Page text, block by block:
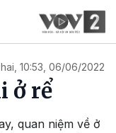
10:53, 06/06/2022
ở rể
quan niệm về ở